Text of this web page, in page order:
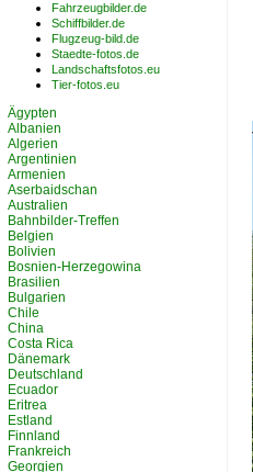
Fahrzeugbilder.de
Schiffbilder.de
Flugzeug-bild.de
Staedte-fotos.de
Landschaftsfotos.eu
Tier-fotos.eu
Ägypten
Albanien
Algerien
Argentinien
Armenien
Aserbaidschan
Australien
Bahnbilder-Treffen
Belgien
Bolivien
Bosnien-Herzegowina
Brasilien
Bulgarien
Chile
China
Costa Rica
Dänemark
Deutschland
Ecuador
Eritrea
Estland
Finnland
Frankreich
Georgien